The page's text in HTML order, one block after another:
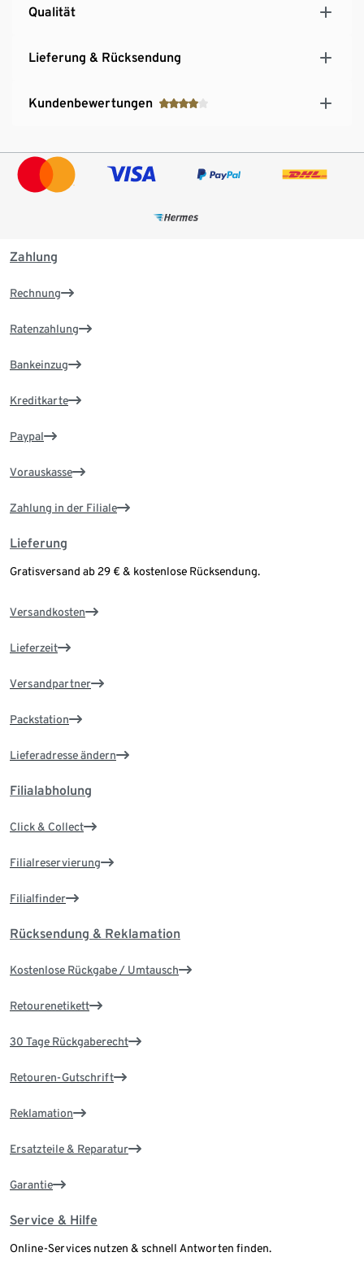
Qualität
Lieferung & Rücksendung
Kundenbewertungen
Zahlung
Rechnung
Ratenzahlung
Bankeinzug
Kreditkarte
Paypal
Vorauskasse
Zahlung in der Filiale
Lieferung
Gratisversand ab 29 € & kostenlose Rücksendung.
Versandkosten
Lieferzeit
Versandpartner
Packstation
Lieferadresse ändern
Filialabholung
Click & Collect
Filialreservierung
Filialfinder
Rücksendung & Reklamation
Kostenlose Rückgabe / Umtausch
Retourenetikett
30 Tage Rückgaberecht
Retouren-Gutschrift
Reklamation
Ersatzteile & Reparatur
Garantie
Service & Hilfe
Online-Services nutzen & schnell Antworten finden.